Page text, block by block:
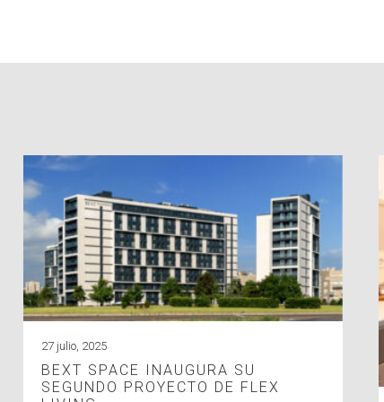
27 julio, 2025
BEXT SPACE INAUGURA SU
SEGUNDO PROYECTO DE FLEX